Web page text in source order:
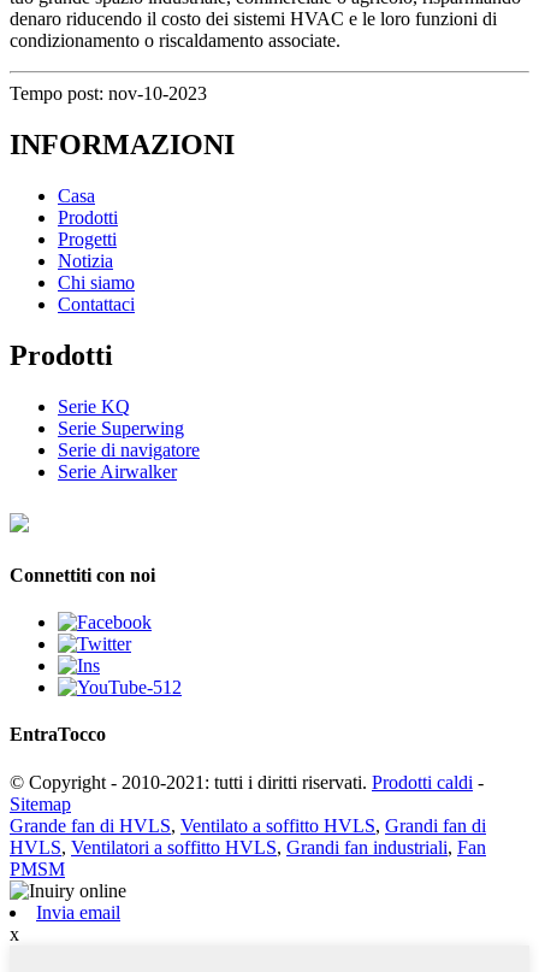
denaro riducendo il costo dei sistemi HVAC e le loro funzioni di
condizionamento o riscaldamento associate.
Tempo post: nov-10-2023
INFORMAZIONI
Casa
Prodotti
Progetti
Notizia
Chi siamo
Contattaci
Prodotti
Serie KQ
Serie Superwing
Serie di navigatore
Serie Airwalker
Connettiti con noi
EntraTocco
© Copyright - 2010-2021: tutti i diritti riservati. Prodotti caldi -
Sitemap
Grande fan di HVLS, Ventilato a soffitto HVLS, Grandi fan di
HVLS, Ventilatori a soffitto HVLS, Grandi fan industriali, Fan
PMSM
Invia email
x